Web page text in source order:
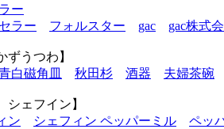
ー
ラー
フォルスター gac gac株式
うつわ】
白磁角皿 秋田杉 酒器 夫婦茶碗
ェフイン】
ン シェフィン ペッパーミル
ペッ